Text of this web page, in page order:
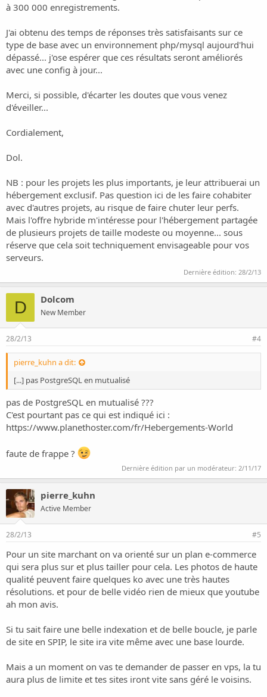
à 300 000 enregistrements.
J'ai obtenu des temps de réponses très satisfaisants sur ce
type de base avec un environnement php/mysql aujourd'hui
dépassé... j'ose espérer que ces résultats seront améliorés
avec une config à jour...
Merci, si possible, d'écarter les doutes que vous venez
d'éveiller...
Cordialement,
Dol.
NB : pour les projets les plus importants, je leur attribuerai un
hébergement exclusif. Pas question ici de les faire cohabiter
avec d'autres projets, au risque de faire chuter leur perfs.
Mais l'offre hybride m'intéresse pour l'hébergement partagée
de plusieurs projets de taille modeste ou moyenne... sous
réserve que cela soit techniquement envisageable pour vos
serveurs.
Dernière édition: 28/2/13
D Dolcom
New Member
28/2/13 #4
pierre_kuhn a dit:
[...] pas PostgreSQL en mutualisé
pas de PostgreSQL en mutualisé ???
C'est pourtant pas ce qui est indiqué ici :
https://www.planethoster.com/fr/Hebergements-World
faute de frappe ?
Dernière édition par un modérateur: 2/11/17
pierre_kuhn
Active Member
28/2/13 #5
Pour un site marchant on va orienté sur un plan e-commerce
qui sera plus sur et plus tailler pour cela. Les photos de haute
qualité peuvent faire quelques ko avec une très hautes
résolutions. et pour de belle vidéo rien de mieux que youtube
ah mon avis.
Si tu sait faire une belle indexation et de belle boucle, je parle
de site en SPIP, le site ira vite même avec une base lourde.
Mais a un moment on vas te demander de passer en vps, la tu
aura plus de limite et tes sites iront vite sans géré le voisins.